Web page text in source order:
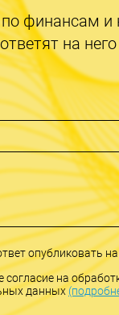
финансам и
на
опубликовать на
согласие на
данных